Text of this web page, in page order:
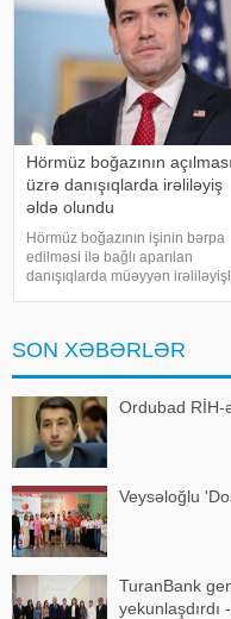
Hörmüz boğazının açılması
üzrə danışıqlarda irəliləyiş
əldə olundu
Hörmüz boğazının işinin bərpa
edilməsi ilə bağlı aparılan
danışıqlarda müəyyən
Rubio açıqlama verib. xəbər
ki
SON XƏBƏRLƏR
Ordubad RİH-
Veysəloğlu
TuranBank
yekunlaşdırdı